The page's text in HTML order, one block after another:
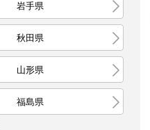
岩手県
秋田県
山形県
福島県